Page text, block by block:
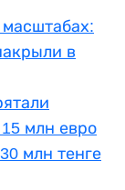
в
млн евро
млн тенге